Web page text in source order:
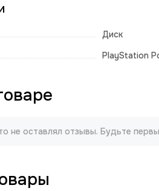
Диск
PlayStation
не оставлял отзывы. Будьте